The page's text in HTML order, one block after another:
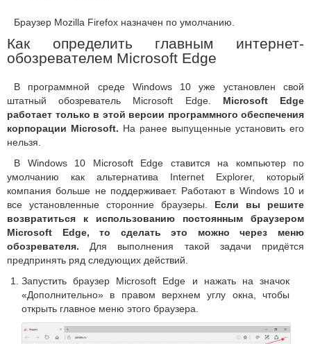
Браузер Mozilla Firefox назначен по умолчанию.
Как определить главным интернет-
обозревателем Microsoft Edge
В программной среде Windows 10 уже установлен свой
штатный обозреватель Microsoft Edge. Microsoft Edge
работает только в этой версии программного обеспечения
корпорации Microsoft. На ранее выпущенные установить его
нельзя.
В Windows 10 Microsoft Edge ставится на компьютер по
умолчанию как альтернатива Internet Explorer, который
компания больше не поддерживает. Работают в Windows 10 и
все установленные сторонние браузеры. Если вы решите
возвратиться к использованию постоянным браузером
Microsoft Edge, то сделать это можно через меню
обозревателя. Для выполнения такой задачи придётся
предпринять ряд следующих действий.
Запустить браузер Microsoft Edge и нажать на значок
«Дополнительно» в правом верхнем углу окна, чтобы
открыть главное меню этого браузера.